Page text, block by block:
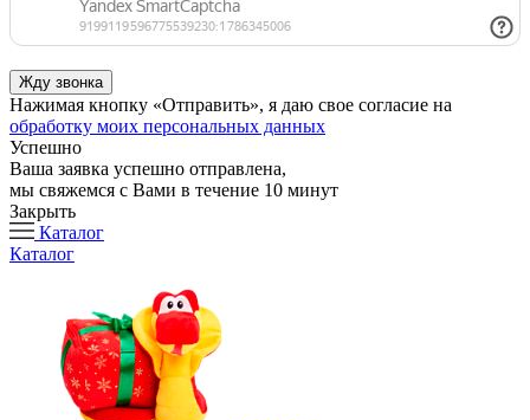
Нажимая кнопку «Отправить», я даю свое согласие на
обработку моих персональных данных
Успешно
Ваша заявка успешно отправлена,
мы свяжемся с Вами в течение 10 минут
Закрыть
Каталог
Каталог